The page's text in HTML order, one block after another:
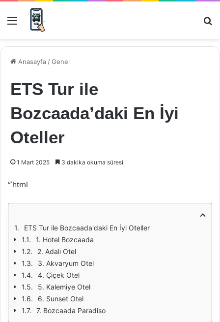
Menü
Anasayfa /Genel
ETS Tur ile
Bozcaada’daki En İyi
Oteller
1 Mart 2025 3 dakika okuma süresi
“`html
ETS Tur ile Bozcaada'daki En İyi Oteller
1. Hotel Bozcaada
2. Adalı Otel
3. Akvaryum Otel
4. Çiçek Otel
5. Kalemiye Otel
6. Sunset Otel
7. Bozcaada Paradiso